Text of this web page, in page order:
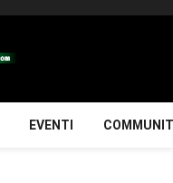
EVENTI